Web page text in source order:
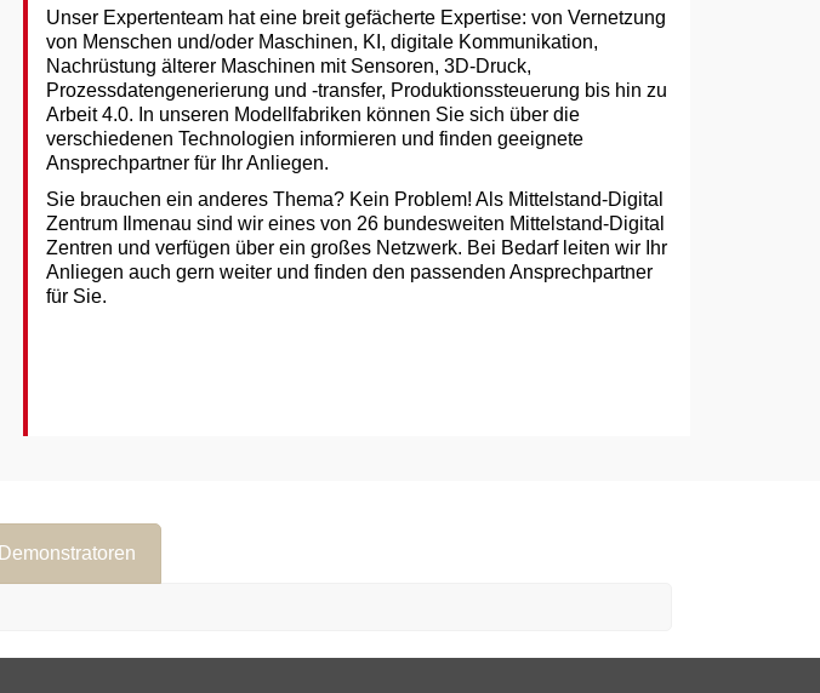
Unser Expertenteam hat eine breit gefächerte Expertise: von Vernetzung
von Menschen und/oder Maschinen, KI, digitale Kommunikation,
Nachrüstung älterer Maschinen mit Sensoren, 3D-Druck,
Prozessdatengenerierung und -transfer, Produktionssteuerung bis hin zu
Arbeit 4.0. In unseren Modellfabriken können Sie sich über die
verschiedenen Technologien informieren und finden geeignete
Ansprechpartner für Ihr Anliegen.
Sie brauchen ein anderes Thema? Kein Problem! Als Mittelstand-Digital
Zentrum Ilmenau sind wir eines von 26 bundesweiten Mittelstand-Digital
Zentren und verfügen über ein großes Netzwerk. Bei Bedarf leiten wir Ihr
Anliegen auch gern weiter und finden den passenden Ansprechpartner
für Sie.
Demonstratoren